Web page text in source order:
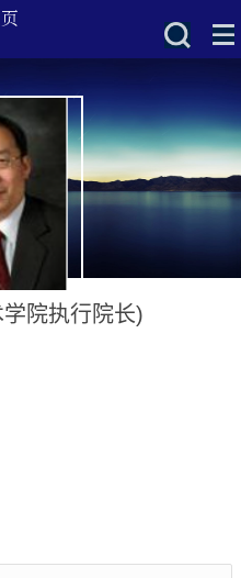
院执行院长)